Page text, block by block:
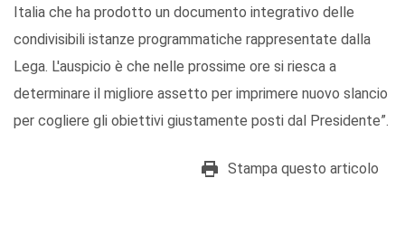
Italia che ha prodotto un documento integrativo delle
condivisibili istanze programmatiche rappresentate dalla
Lega. L'auspicio è che nelle prossime ore si riesca a
determinare il migliore assetto per imprimere nuovo slancio
per cogliere gli obiettivi giustamente posti dal Presidente”.
Stampa questo articolo